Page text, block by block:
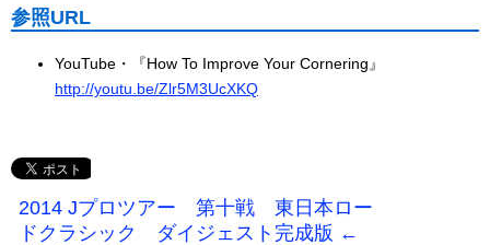
参照URL
YouTube・『How To Improve Your Cornering』
http://youtu.be/Zlr5M3UcXKQ
2014 Jプロツアー 第十戦 東日本ロー
ドクラシック ダイジェスト完成版 ←